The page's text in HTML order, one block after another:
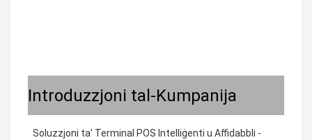
Introduzzjoni tal-Kumpanija
Soluzzjoni ta' Terminal POS Intelliġenti u Affidabbli -